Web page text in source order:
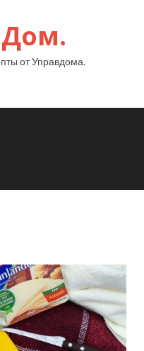
от Управдома.